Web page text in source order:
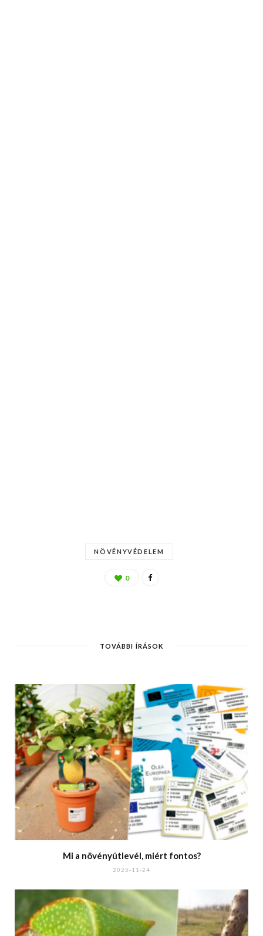
NÖVÉNYVÉDELEM
0
TOVÁBBI ÍRÁSOK
Mi a növényútlevél, miért fontos?
2025-11-24